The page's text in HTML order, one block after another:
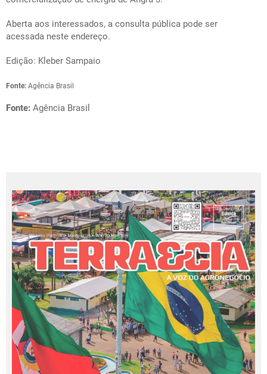
Aberta aos interessados, a consulta pública pode ser
acessada neste endereço.
Edição: Kleber Sampaio
Fonte: Agência Brasil
Fonte: Agência Brasil